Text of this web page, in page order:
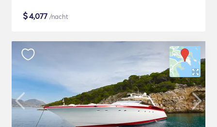
$4,077 /nacht